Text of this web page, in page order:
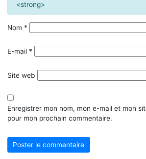
<strong>
Nom *
E-mail *
Site web
Enregistrer mon nom, mon e-mail et mon
pour mon prochain commentaire.